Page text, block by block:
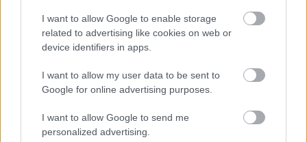
I want to allow Google to enable storage
related to advertising like cookies on web or
device identifiers in apps.
I want to allow my user data to be sent to
Google for online advertising purposes.
I want to allow Google to send me
personalized advertising.
Meccs Center